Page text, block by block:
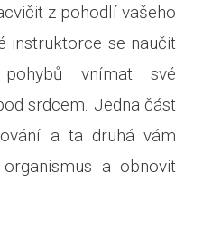
z pohodlí vašeho
instruktorce se naučit
vnímat své
srdcem. Jedna část
a ta druhá vám
a obnovit